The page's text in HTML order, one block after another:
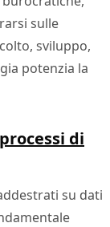
sulle
sviluppo,
potenzia la
di
su dati